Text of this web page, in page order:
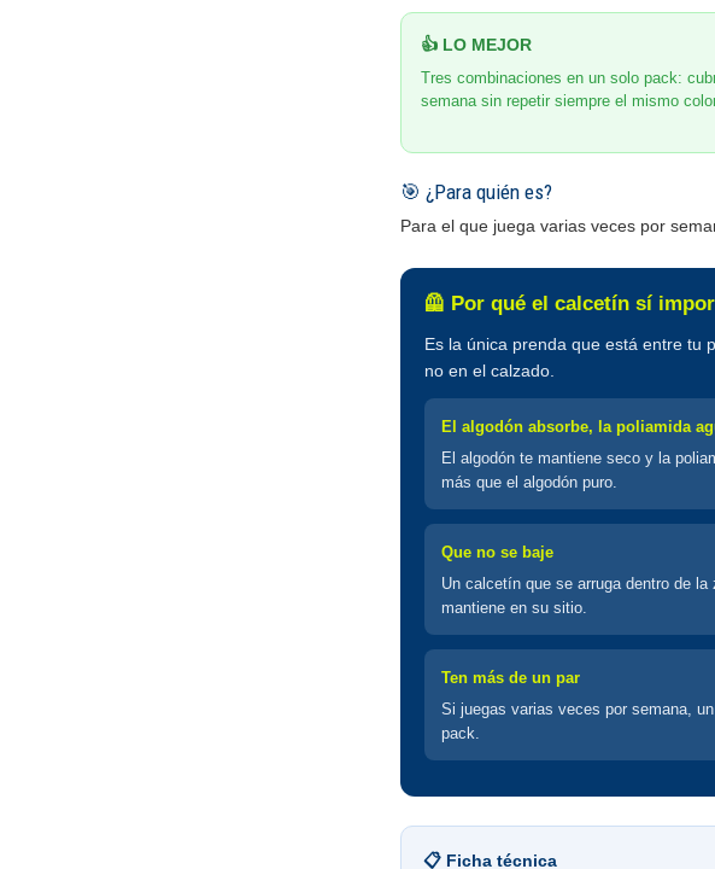
👍 LO MEJOR
Tres combinaciones en un solo pack:
semana sin repetir siempre el mismo
🎯 ¿Para quién es?
Para el que juega varias veces por
🦺 Por qué el calcetín sí
Es la única prenda que está entre tu
no en el calzado.
El algodón absorbe, la poliamida
El algodón te mantiene seco y la
más que el algodón puro.
Que no se baje
Un calcetín que se arruga dentro de
mantiene en su sitio.
Ten más de un par
Si juegas varias veces por semana,
pack.
📋 Ficha técnica